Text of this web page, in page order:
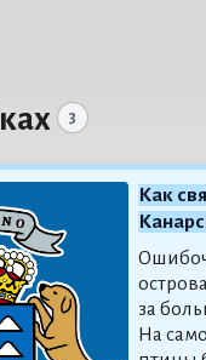
3
Как
за
На